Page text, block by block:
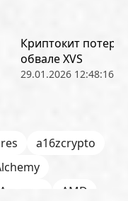
Криптокит
обвале XVS
29.01.2026 12:48:16
a16zcrypto
Amazon
AMD